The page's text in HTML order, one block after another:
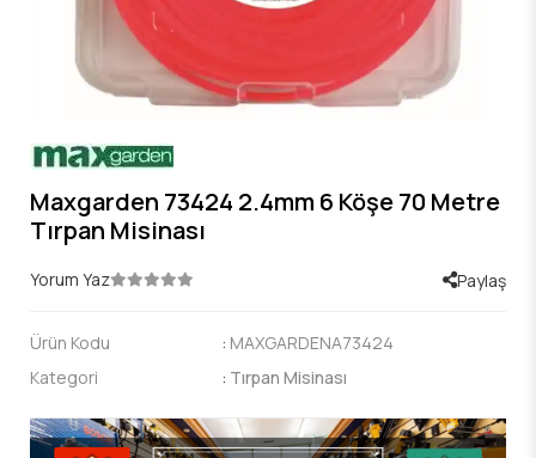
Maxgarden 73424 2.4mm 6 Köşe 70 Metre
Tırpan Misinası
Yorum Yaz Paylaş
Ürün Kodu : MAXGARDENA73424
Kategori
: Tırpan Misinası